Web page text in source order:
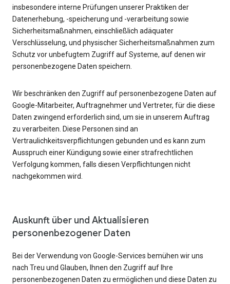
insbesondere interne Prüfungen unserer Praktiken der
Datenerhebung, -speicherung und -verarbeitung sowie
Sicherheitsmaßnahmen, einschließlich adäquater
Verschlüsselung, und physischer Sicherheitsmaßnahmen zum
Schutz vor unbefugtem Zugriff auf Systeme, auf denen wir
personenbezogene Daten speichern.
Wir beschränken den Zugriff auf personenbezogene Daten auf
Google-Mitarbeiter, Auftragnehmer und Vertreter, für die diese
Daten zwingend erforderlich sind, um sie in unserem Auftrag
zu verarbeiten. Diese Personen sind an
Vertraulichkeitsverpflichtungen gebunden und es kann zum
Ausspruch einer Kündigung sowie einer strafrechtlichen
Verfolgung kommen, falls diesen Verpflichtungen nicht
nachgekommen wird.
Auskunft über und Aktualisieren
personenbezogener Daten
Bei der Verwendung von Google-Services bemühen wir uns
nach Treu und Glauben, Ihnen den Zugriff auf Ihre
personenbezogenen Daten zu ermöglichen und diese Daten zu